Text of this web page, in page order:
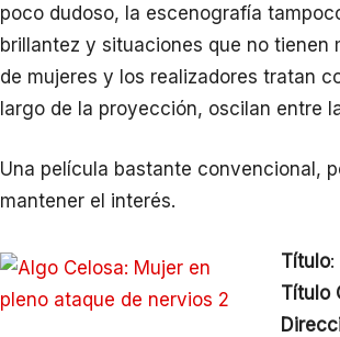
poco dudoso, la escenografía
brillantez y situaciones que no tienen
de mujeres y los realizadores tratan
largo de la proyección, oscilan entre
Una película bastante convencional,
mantener el interés.
Título:
Título